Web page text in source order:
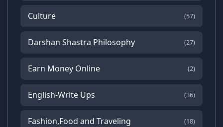
Culture (57)
Darshan Shastra Philosophy (27)
Earn Money Online (2)
English-Write Ups (36)
Fashion,Food and Traveling (18)